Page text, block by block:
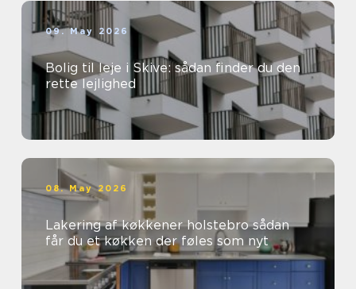
09. May 2026
Bolig til leje i Skive: sådan finder du den
rette lejlighed
08. May 2026
Lakering af køkkener holstebro sådan
får du et køkken der føles som nyt